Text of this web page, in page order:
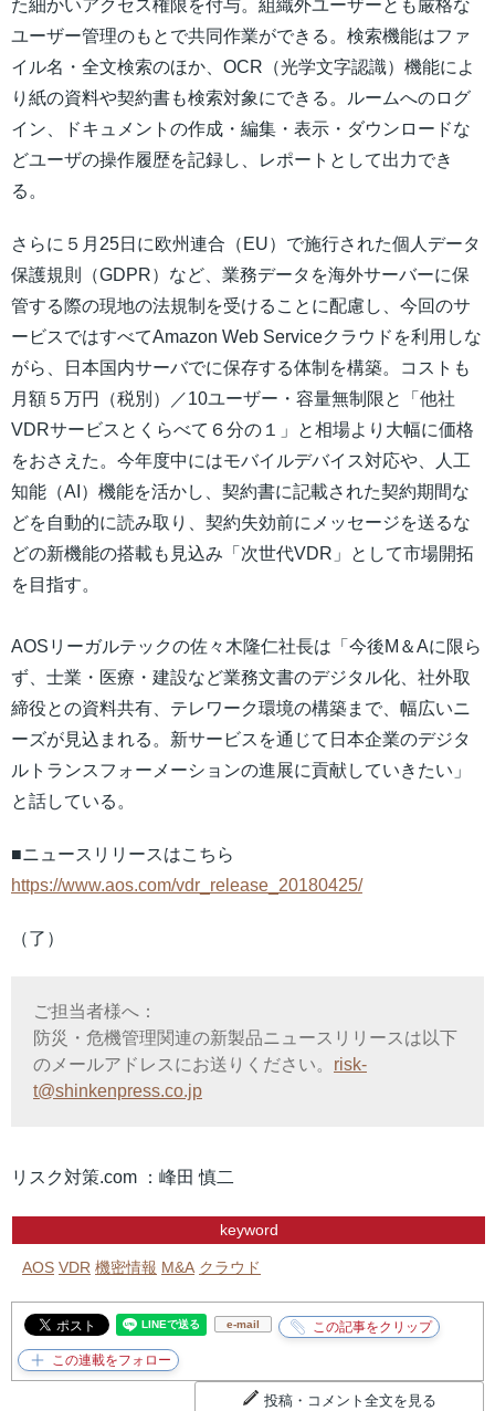
た細かいアクセス権限を付与。組織外ユーザーとも厳格な
ユーザー管理のもとで共同作業ができる。検索機能はファ
イル名・全文検索のほか、OCR（光学文字認識）機能によ
り紙の資料や契約書も検索対象にできる。ルームへのログ
イン、ドキュメントの作成・編集・表示・ダウンロードな
どユーザの操作履歴を記録し、レポートとして出力でき
る。
さらに５月25日に欧州連合（EU）で施行された個人データ
保護規則（GDPR）など、業務データを海外サーバーに保
管する際の現地の法規制を受けることに配慮し、今回のサ
ービスではすべてAmazon Web Serviceクラウドを利用しな
がら、日本国内サーバでに保存する体制を構築。コストも
月額５万円（税別）／10ユーザー・容量無制限と「他社
VDRサービスとくらべて６分の１」と相場より大幅に価格
をおさえた。今年度中にはモバイルデバイス対応や、人工
知能（AI）機能を活かし、契約書に記載された契約期間な
どを自動的に読み取り、契約失効前にメッセージを送るな
どの新機能の搭載も見込み「次世代VDR」として市場開拓
を目指す。
AOSリーガルテックの佐々木隆仁社長は「今後M＆Aに限ら
ず、士業・医療・建設など業務文書のデジタル化、社外取
締役との資料共有、テレワーク環境の構築まで、幅広いニ
ーズが見込まれる。新サービスを通じて日本企業のデジタ
ルトランスフォーメーションの進展に貢献していきたい」
と話している。
■ニュースリリースはこちら
https://www.aos.com/vdr_release_20180425/
（了）
ご担当者様へ：
防災・危機管理関連の新製品ニュースリリースは以下
のメールアドレスにお送りください。 risk-
t@shinkenpress.co.jp
リスク対策.com ：峰田 慎二
keyword
AOS VDR 機密情報 M&A クラウド
e-mail
投稿・コメント全文を見る